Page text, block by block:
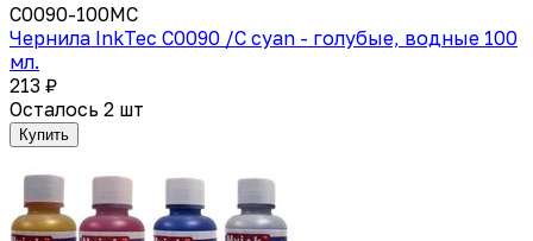
C0090-100MC
Чернила InkTec C0090 /C cyan - голубые, водные 100
мл.
213 ₽
Осталось 2 шт
Купить